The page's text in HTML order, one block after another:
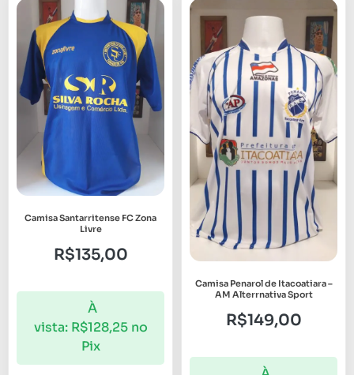
Camisa Santarritense FC Zona
Livre
R$135,00
À
vista: R$128,25 no
Pix
Camisa Penarol de Itacoatiara –
AM Alterrnativa Sport
R$149,00